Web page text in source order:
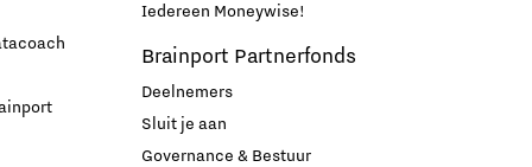
Iedereen Moneywise!
Brainport Partnerfonds
Deelnemers
Sluit je aan
Governance & Bestuur